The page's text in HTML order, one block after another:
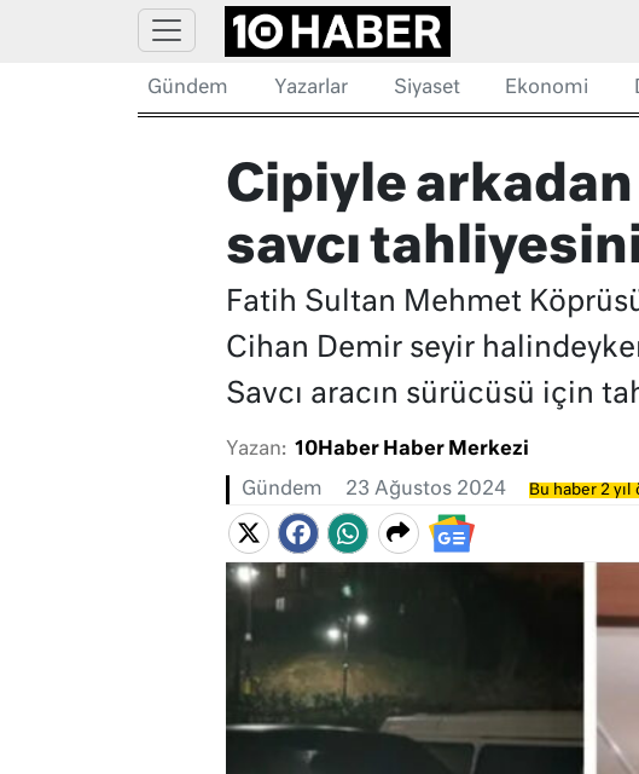
Gündem Yazarlar Siyaset Ekonomi
Cipiyle arkadan
savcı
Fatih Sultan Mehmet
Cihan Demir seyir
Savcı aracın sürücüsü için
Yazan: 10Haber Haber Merkezi
Gündem 23 Ağustos 2024 Bu haber 2 yıl